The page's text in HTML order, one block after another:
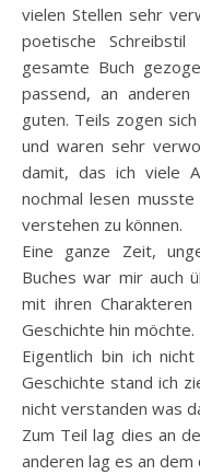
vielen Stellen sehr
poetische
gesamte Buch
passend, an
guten. Teils zogen
und waren sehr
damit, das ich viele
nochmal lesen
verstehen zu können.
Eine ganze Zeit,
Buches war mir auch
mit ihren
Geschichte hin möchte.
Eigentlich bin ich
Geschichte stand ich
nicht verstanden was
Zum Teil lag dies an
anderen lag es an